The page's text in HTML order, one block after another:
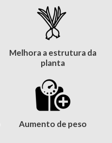
Melhora a estrutura da
planta
Aumento de peso